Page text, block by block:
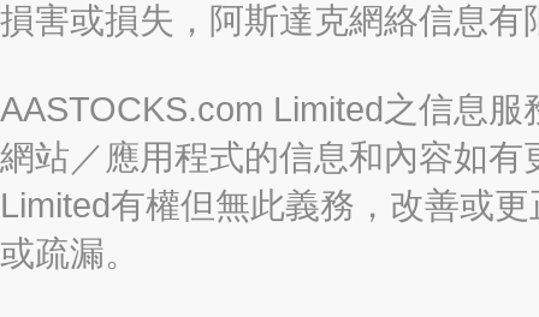
損害或損失，阿斯達克網絡信息
AASTOCKS.com Limited之信息
網站／應用程式的信息和內容如
Limited有權但無此義務，改善或
或疏漏。